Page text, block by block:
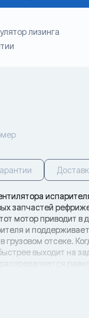
лизинга
запчастей
мотор приводит в
и
грузовом отсеке.
выходит на